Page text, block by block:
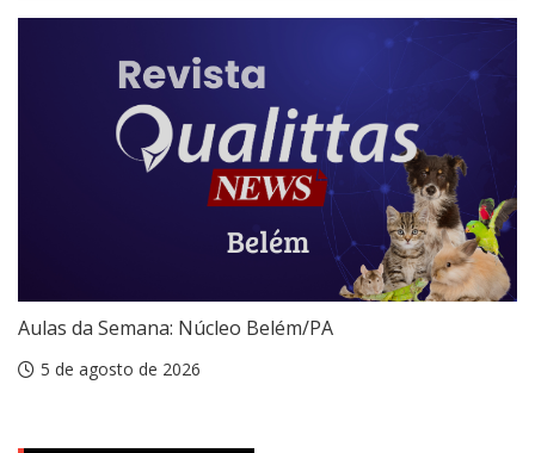
Aulas da Semana: Núcleo Belém/PA
5 de agosto de 2026